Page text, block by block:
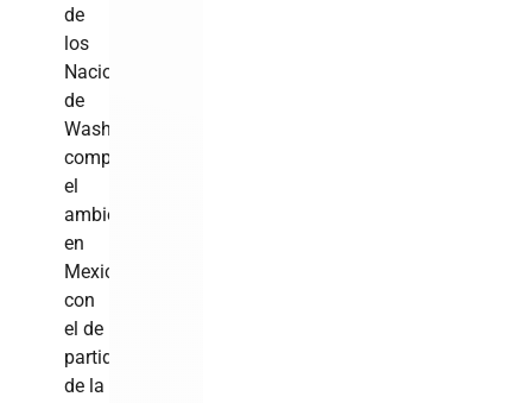
de
los
Nacionales
de
Washington
comparó
el
ambiente
en
Mexicali
con
el de
partidos
de la